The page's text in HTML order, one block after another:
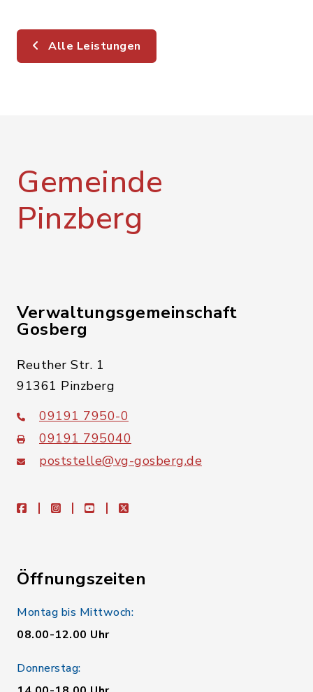
Alle Leistungen
Gemeinde
Pinzberg
Verwaltungsgemeinschaft
Gosberg
Reuther Str. 1
91361 Pinzberg
09191 7950-0
09191 795040
poststelle@vg-gosberg.de
facebookinstagramyoutubeX
Öffnungszeiten
Montag bis Mittwoch:
08.00-12.00 Uhr
Donnerstag: